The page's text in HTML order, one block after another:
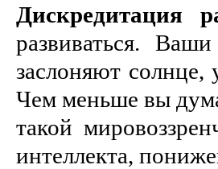
Дискредитация
развиваться.
заслоняют солнце,
Чем меньше вы
такой
интеллекта,